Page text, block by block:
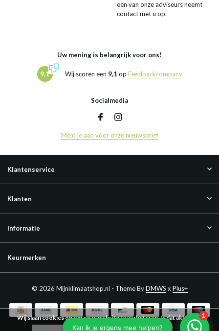
een van onze adviseurs neemt
contact met u op.
Uw mening is belangrijk voor ons!
9,1 Wij scoren een 9,1 op Feedbackcompany
Socialmedia
Meld je aan voor onze nieuwsbrief
Klantenservice
Klanten
Informatie
Keurmerken
© 2026 Mijnklimaatshop.nl - Theme ByDMWS x Plus+
Wij slaan cookies op om onze website te verbeteren. Is dat akkoord?